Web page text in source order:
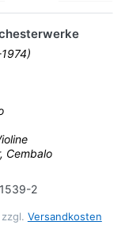
Cembalo
2
Versandkosten